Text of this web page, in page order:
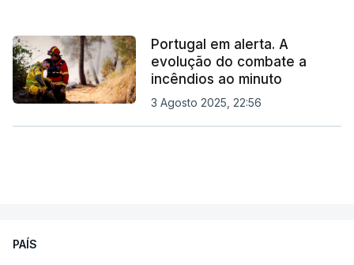
Portugal em alerta. A
evolução do combate a
incêndios ao minuto
3 Agosto 2025, 22:56
PAÍS